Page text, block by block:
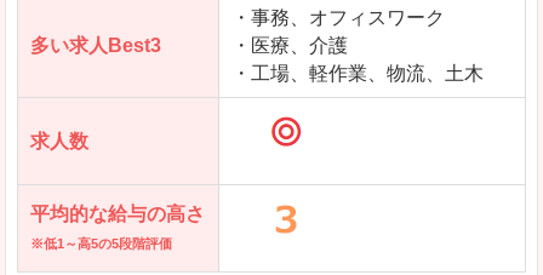
多い求人Best3
・事務、オフィスワーク
・医療、介護
・工場、軽作業、物流、土木
求人数
平均的な給与の高さ
※低1～高5の5段階評価